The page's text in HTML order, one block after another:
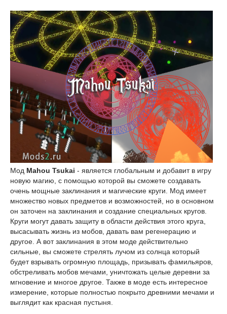
Мод Mahou Tsukai - является глобальным и добавит в игру
новую магию, с помощью которой вы сможете создавать
очень мощные заклинания и магические круги. Мод имеет
множество новых предметов и возможностей, но в основном
он заточен на заклинания и создание специальных кругов.
Круги могут давать защиту в области действия этого круга,
высасывать жизнь из мобов, давать вам регенерацию и
другое. А вот заклинания в этом моде действительно
сильные, вы сможете стрелять лучом из солнца который
будет взрывать огромную площадь, призывать фамильяров,
обстреливать мобов мечами, уничтожать целые деревни за
мгновение и многое другое. Также в моде есть интересное
измерение, которые полностью покрыто древними мечами и
выглядит как красная пустыня.